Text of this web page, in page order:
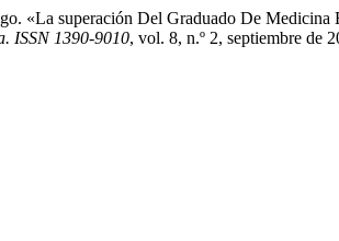
«La superación Del Graduado De
ISSN 1390-9010, vol. 8, n.º 2, septiembre de